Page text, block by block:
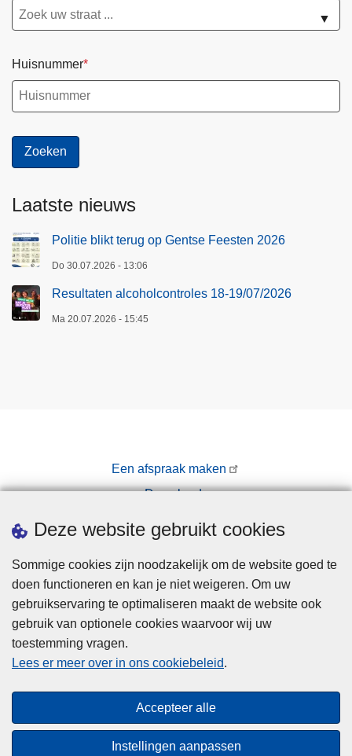
Gent. Waarmee kan ik je vandaag van
dienst zijn?
teaser
Deze website gebruikt cookies
Sommige cookies zijn noodzakelijk om de website goed te
doen functioneren en kan je niet weigeren. Om uw
gebruikservaring te optimaliseren maakt de website ook
gebruik van optionele cookies waarvoor wij uw
toestemming vragen.
Lees er meer over in ons cookiebeleid.
Accepteer alle
Instellingen aanpassen
▼
Huisnummer
Laatste nieuws
Politie blikt terug op Gentse Feesten 2026
Do 30.07.2026 - 13:06
Resultaten alcoholcontroles 18-19/07/2026
Ma 20.07.2026 - 15:45
Een afspraak maken
Downloads
Privacy
Cookies
Toegankelijkheid